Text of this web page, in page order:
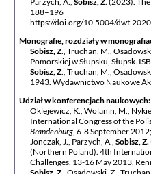
188–196
https://doi.org/10.5004/
Monografie, rozdziały w
Sobisz, Z., Truchan, M.,
Pomorskiej w Słupsku, Słupsk.
Sobisz, Z., Truchan, M.,
1943. Wydawnictwo Naukowe
Udział w konferencjach naukowych:
Oklejewicz, K., Wolanin, M.,
International Congress of the
Brandenburg, 6-8 September 2012;
Jonczak, J., Parzych, A., Sobisz, Z.
(Northern Poland). 4th
Challenges, 13-16 May 2013,